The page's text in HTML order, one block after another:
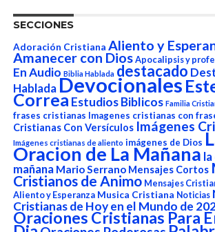
SECCIONES
Adoración Cristiana Aliento y
Amanecer con Dios Apocalipsis y
En Audio Biblia Hablada destacado
HabladaDevocionales
Correa Estudios Biblicos Familia
frases cristianas Imagenes cristianas con
Cristianas Con Versículos Imágenes
Imágenes cristianas de aliento imágenes de Dios
Oracion de La Mañana
mañana Mario Serrano Mensajes Cortos
Cristianos de Animo Mensajes
Aliento y Esperanza Musica Cristiana Noticias
Cristianas de Hoy en el Mundo de
Oraciones Cristianas Para